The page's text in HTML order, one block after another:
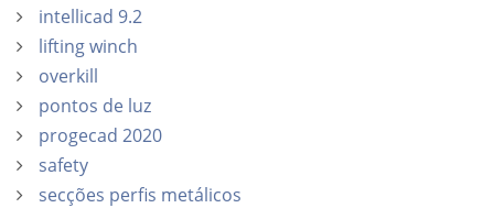
intellicad 9.2
lifting winch
overkill
pontos de luz
progecad 2020
safety
secções perfis metálicos